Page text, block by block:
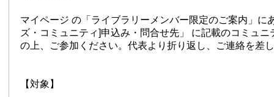
マイページ の「ライブラリーメンバー限定のご案内」に
ズ・コミュニティ]申込み・問合せ先」 に記載のコミュニ
の上、ご参加ください。代表より折り返し、ご連絡を差
【対象】